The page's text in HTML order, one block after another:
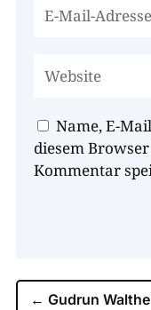
Name, E-
diesem
Kommentar
← Gudrun